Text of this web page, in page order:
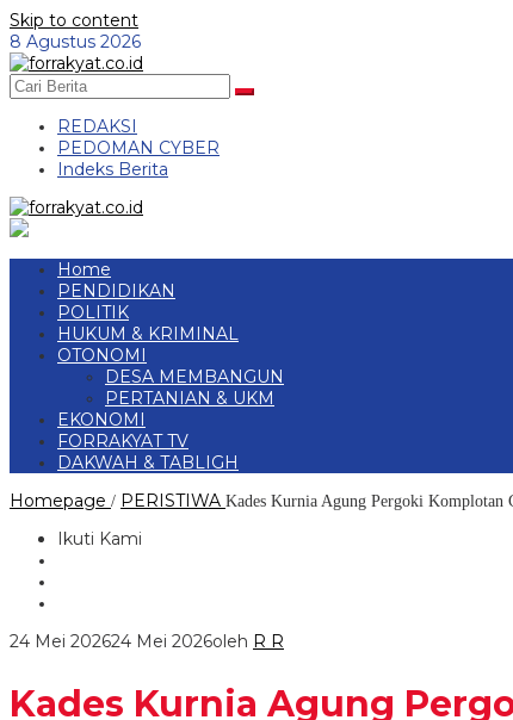
Skip to content
8 Agustus 2026
REDAKSI
PEDOMAN CYBER
Indeks Berita
Home
PENDIDIKAN
POLITIK
HUKUM & KRIMINAL
OTONOMI
DESA MEMBANGUN
PERTANIAN & UKM
EKONOMI
FORRAKYAT TV
DAKWAH & TABLIGH
Homepage / PERISTIWA Kades Kurnia Agung Pergoki Komplotan
Ikuti Kami
24 Mei 202624 Mei 2026oleh R R
Kades Kurnia Agung